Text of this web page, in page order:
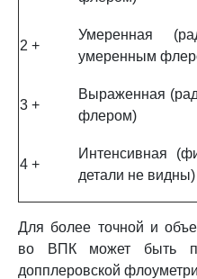
2 +
Умеренная
умеренным
3 +
Выраженная
флером)
4 +
Интенсивная
детали не видны)
Для более точной и
во ВПК может быть
допплеровской